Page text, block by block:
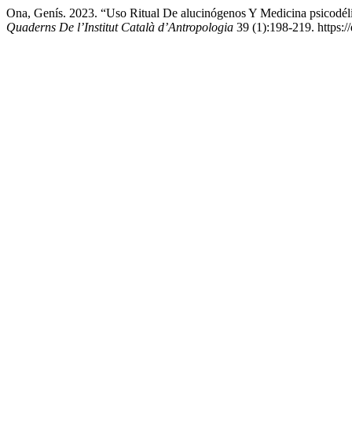
Ona, Genís. 2023. “Uso Ritual De alucinógenos Y Medicina
Quaderns De l’Institut Català d’Antropologia 39 (1):198-219.